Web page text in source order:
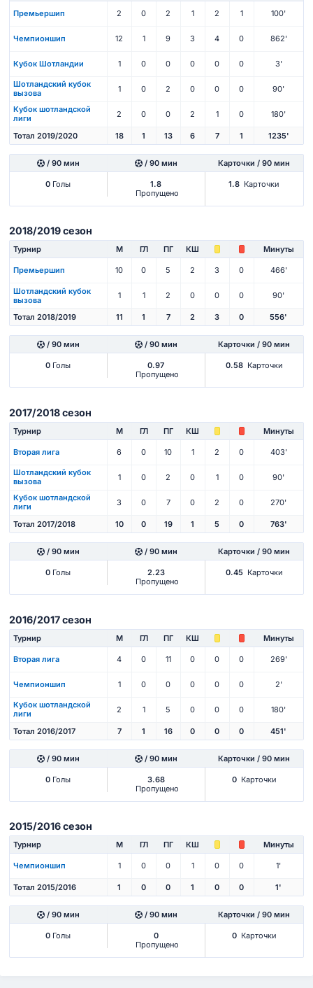
Премьершип 2 0 2 1 2 1 100'
Чемпионшип 12 1 9 3 4 0 862'
Кубок Шотландии 1 0 0 0 0 0 3'
Шотландский кубок
вызова
1 0 2 0 0 0 90'
Кубок шотландской
лиги
2 0 0 2 1 0 180'
Тотал 2019/2020 18 1 13 6 7 1 1235'
/ 90 мин / 90 мин Карточки / 90 мин
0 Голы
1.8
Пропущено
1.8 Карточки
2018/2019 сезон
Турнир М ГЛ ПГ КШ Минуты
Премьершип 10 0 5 2 3 0 466'
Шотландский кубок
вызова
1 1 2 0 0 0 90'
Тотал 2018/2019 11 1 7 2 3 0 556'
/ 90 мин / 90 мин Карточки / 90 мин
0 Голы
0.97
Пропущено
0.58 Карточки
2017/2018 сезон
Турнир М ГЛ ПГ КШ Минуты
Вторая лига 6 0 10 1 2 0 403'
Шотландский кубок
вызова
1 0 2 0 1 0 90'
Кубок шотландской
лиги
3 0 7 0 2 0 270'
Тотал 2017/2018 10 0 19 1 5 0 763'
/ 90 мин / 90 мин Карточки / 90 мин
0 Голы
2.23
Пропущено
0.45 Карточки
2016/2017 сезон
Турнир М ГЛ ПГ КШ Минуты
Вторая лига 4 0 11 0 0 0 269'
Чемпионшип 1 0 0 0 0 0 2'
Кубок шотландской
лиги
2 1 5 0 0 0 180'
Тотал 2016/2017 7 1 16 0 0 0 451'
/ 90 мин / 90 мин Карточки / 90 мин
0 Голы
3.68
Пропущено
0 Карточки
2015/2016 сезон
Турнир М ГЛ ПГ КШ Минуты
Чемпионшип 1 0 0 1 0 0 1'
Тотал 2015/2016 1 0 0 1 0 0 1'
/ 90 мин / 90 мин Карточки / 90 мин
0 Голы
0
Пропущено
0 Карточки